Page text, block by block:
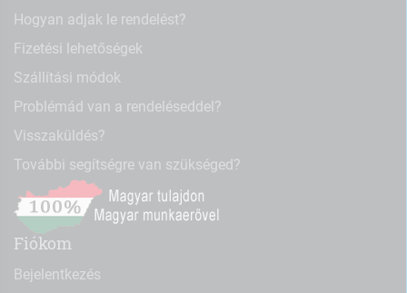
Hogyan adjak le rendelést?
Fizetési lehetőségek
Szállítási módok
Problémád van a rendeléseddel?
Visszaküldés?
További segítségre van szükséged?
Fiókom
Bejelentkezés